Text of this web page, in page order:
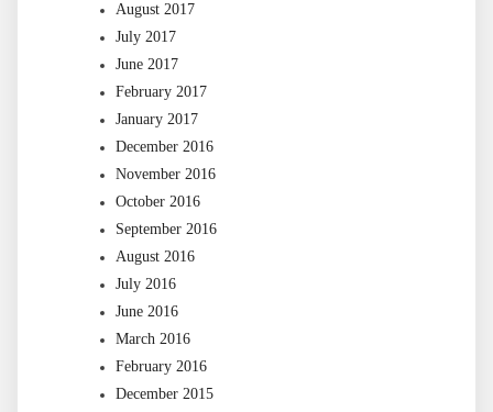
August 2017
July 2017
June 2017
February 2017
January 2017
December 2016
November 2016
October 2016
September 2016
August 2016
July 2016
June 2016
March 2016
February 2016
December 2015